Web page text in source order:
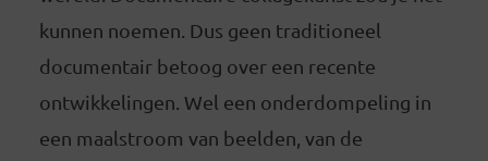
kunnen noemen. Dus geen traditioneel
documentair betoog over een recente
ontwikkelingen. Wel een onderdompeling in
een maalstroom van beelden, van de